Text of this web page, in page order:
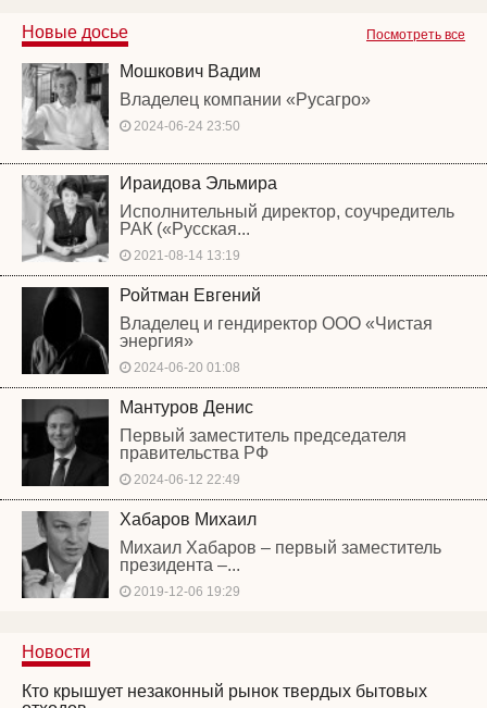
Посмотреть все
Новые досье
Мошкович Вадим
Владелец компании «Русагро»
2024-06-24 23:50
Ираидова Эльмира
Исполнительный директор, соучредитель
РАК («Русская...
2021-08-14 13:19
Ройтман Евгений
Владелец и гендиректор ООО «Чистая
энергия»
2024-06-20 01:08
Мантуров Денис
Первый заместитель председателя
правительства РФ
2024-06-12 22:49
Хабаров Михаил
Михаил Хабаров – первый заместитель
президента –...
2019-12-06 19:29
Новости
Кто крышует незаконный рынок твердых бытовых